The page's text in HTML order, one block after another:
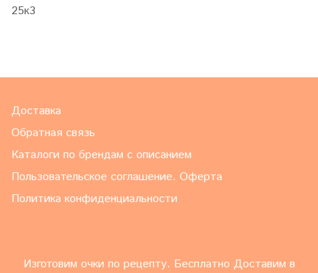
25к3
Доставка
Обратная связь
Каталоги по брендам с описанием
Пользовательское соглашение. Оферта
Политика конфиденциальности
Изготовим очки по рецепту. Бесплатно Доставим в